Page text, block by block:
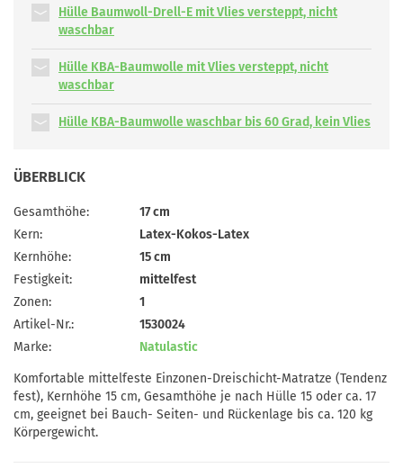
Hülle Baumwoll-Drell-E mit Vlies versteppt, nicht
waschbar
Hülle KBA-Baumwolle mit Vlies versteppt, nicht
waschbar
Hülle KBA-Baumwolle waschbar bis 60 Grad, kein Vlies
ÜBERBLICK
Gesamthöhe:
17 cm
Kern:
Latex-Kokos-Latex
Kernhöhe:
15 cm
Festigkeit:
mittelfest
Zonen:
1
Artikel-Nr.:
1530024
Marke:
Natulastic
Komfortable mittelfeste Einzonen-Dreischicht-Matratze (Tendenz
fest), Kernhöhe 15 cm, Gesamthöhe je nach Hülle 15 oder ca. 17
cm, geeignet bei Bauch- Seiten- und Rückenlage bis ca. 120 kg
Körpergewicht.